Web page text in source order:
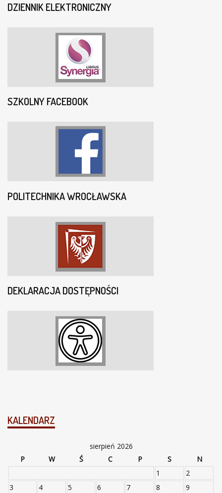
DZIENNIK ELEKTRONICZNY
SZKOLNY FACEBOOK
POLITECHNIKA WROCŁAWSKA
DEKLARACJA DOSTĘPNOŚCI
KALENDARZ
sierpień 2026
P
W Ś C P S
N
1
2
3
4 5 6 7 8
9